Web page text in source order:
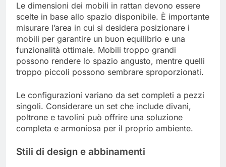
Le dimensioni dei mobili in rattan devono essere
scelte in base allo spazio disponibile. È importante
misurare l’area in cui si desidera posizionare i
mobili per garantire un buon equilibrio e una
funzionalità ottimale. Mobili troppo grandi
possono rendere lo spazio angusto, mentre quelli
troppo piccoli possono sembrare sproporzionati.
Le configurazioni variano da set completi a pezzi
singoli. Considerare un set che include divani,
poltrone e tavolini può offrire una soluzione
completa e armoniosa per il proprio ambiente.
Stili di design e abbinamenti